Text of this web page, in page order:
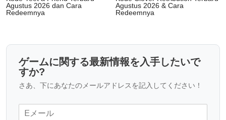
Agustus 2026 dan Cara
Redeemnya
Agustus 2026 & Cara
Redeemnya
ゲームに関する最新情報を入手したいで
すか?
さあ、下にあなたのメールアドレスを記入してください！